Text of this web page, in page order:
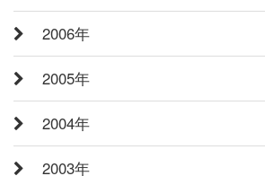
2006年
2005年
2004年
2003年